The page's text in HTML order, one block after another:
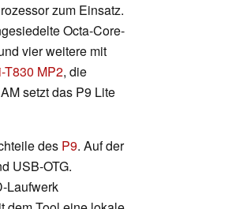
zum Einsatz.
Octa-Core-
vier weitere mit
T830 MP2, die
setzt das P9 Lite
des P9. Auf der
USB-OTG.
Laufwerk